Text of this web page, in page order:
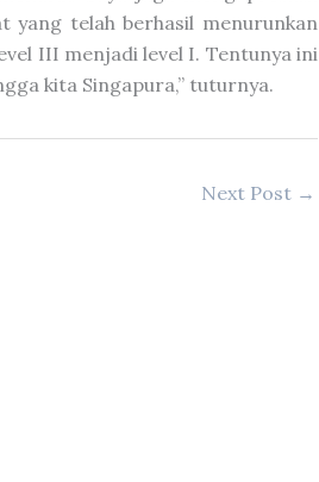
yang telah berhasil menurunkan
III menjadi level I. Tentunya ini
kita Singapura,” tuturnya.
Next Post →